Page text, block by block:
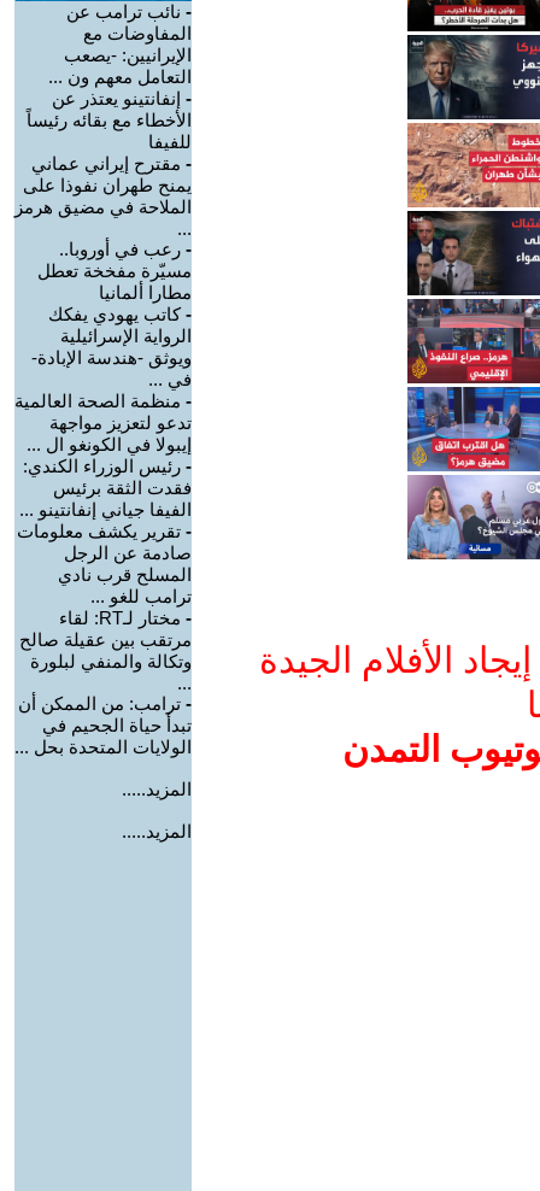
الأفلام الجيدة
التمدن
- نائب ترامب عن
المفاوضات مع
الإيرانيين: -يصعب
التعامل معهم ون ...
- إنفانتينو يعتذر عن
الأخطاء مع بقائه رئيساً
للفيفا
- مقترح إيراني عماني
يمنح طهران نفوذا على
الملاحة في مضيق هرمز
...
- رعب في أوروبا..
مسيّرة مفخخة تعطل
مطارا ألمانيا
-كاتب يهودي يفكك
الرواية الإسرائيلية
ويوثق -هندسة الإبادة-
في ...
- منظمة الصحة العالمية
تدعو لتعزيز مواجهة
إيبولا في الكونغو ال ...
- رئيس الوزراء الكندي:
فقدت الثقة برئيس
الفيفا جياني إنفانتينو ...
- تقرير يكشف معلومات
صادمة عن الرجل
المسلح قرب نادي
ترامب للغو ...
-
مختار لـRT: لقاء
مرتقب بين عقيلة صالح
وتكالة والمنفي لبلورة
...
- ترامب: من الممكن أن
تبدأ حياة الجحيم في
الولايات المتحدة بحل ...
المزيد.....
المزيد.....